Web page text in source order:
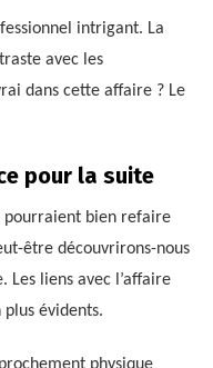
intrigant. La
avec les
dans cette affaire ? Le
pour la suite
pourraient bien refaire
être découvrirons-nous
Les liens avec l’affaire
évidents.
physique